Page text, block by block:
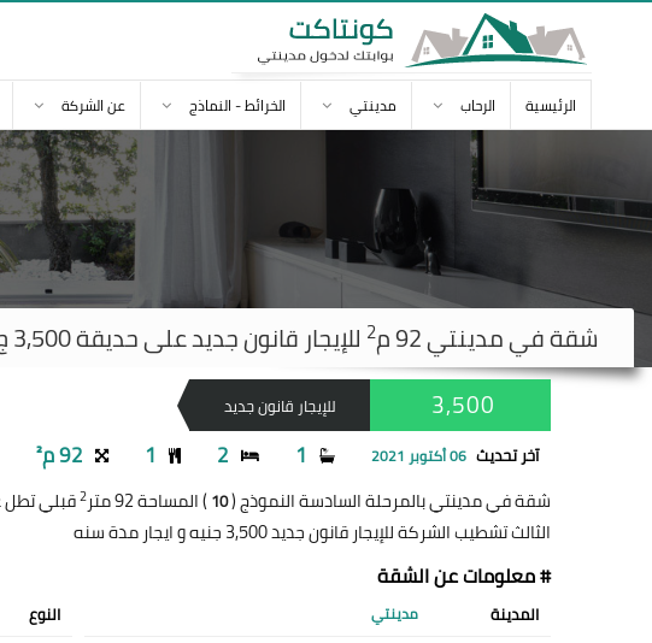
الرئيسية الرحاب مدينتي الخرائط - النماذج عن الشركة
شقة فيمدينتي 2 للإيجار قانون جديد على حديقة 3,500 ج
للإيجار قانون جديد 3,500
آخر تحديث 06 أكتوبر 2021 1
2
1 92 م²
شقة في مدينتي بالمرحلة السادسة النموذج (10) المساحة 92 متر 2
الثالث تشطيب الشركة للإيجار قانون جديد 3,500 جنيه و ايجار مدة سنه
# معلومات عن الشقة
المدينة مدينتي النوع